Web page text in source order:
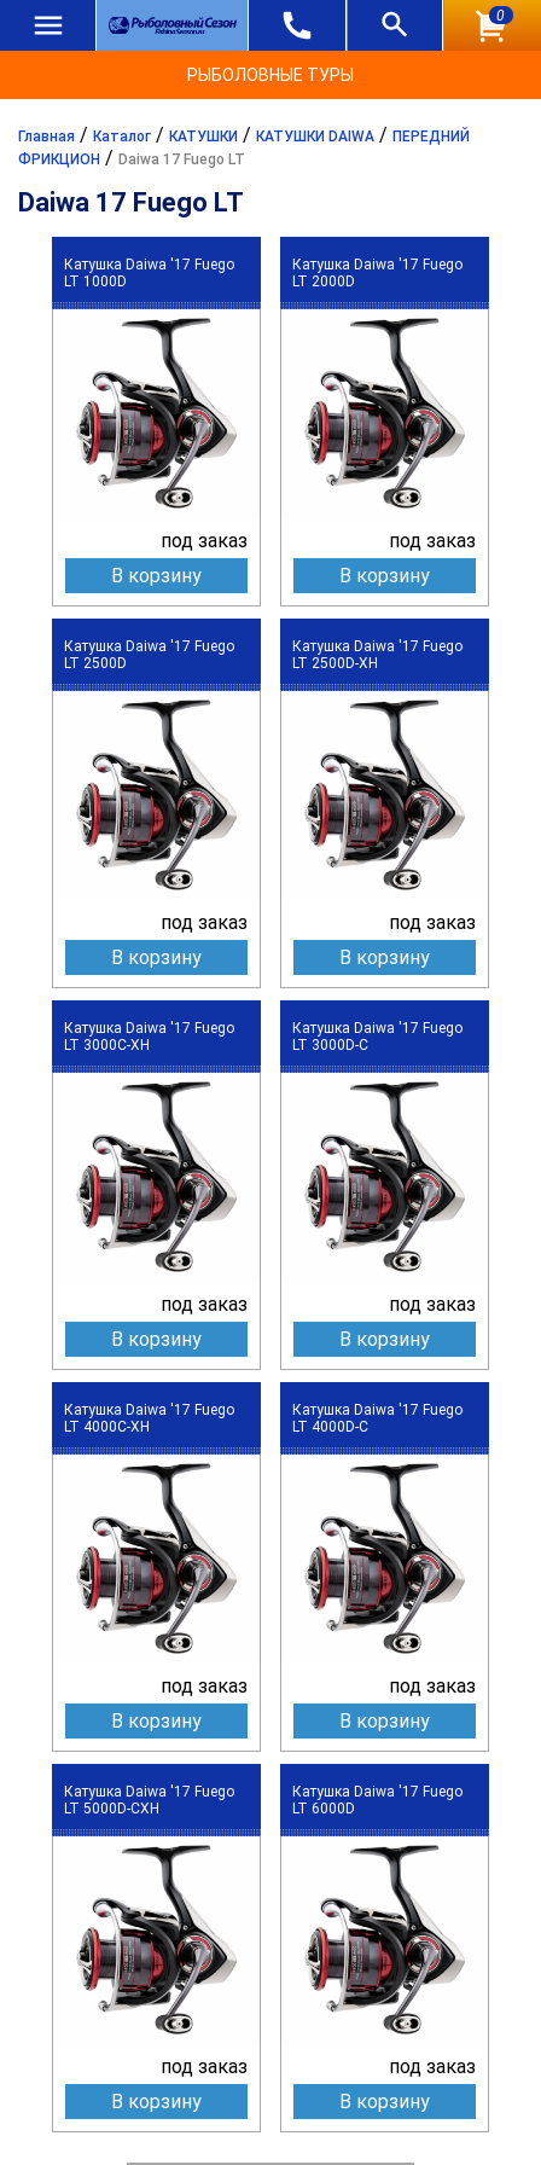
0
РЫБОЛОВНЫЕ ТУРЫ
Главная / Каталог / КАТУШКИ / КАТУШКИ DAIWA / ПЕРЕДНИЙ
ФРИКЦИОН / Daiwa 17 Fuego LT
Daiwa 17 Fuego LT
Катушка Daiwa '17 Fuego
LT 1000D
под заказ
В корзину
Катушка Daiwa '17 Fuego
LT 2000D
под заказ
В корзину
Катушка Daiwa '17 Fuego
LT 2500D
под заказ
В корзину
Катушка Daiwa '17 Fuego
LT 2500D-XH
под заказ
В корзину
Катушка Daiwa '17 Fuego
LT 3000C-XH
под заказ
В корзину
Катушка Daiwa '17 Fuego
LT 3000D-C
под заказ
В корзину
Катушка Daiwa '17 Fuego
LT 4000C-XH
под заказ
В корзину
Катушка Daiwa '17 Fuego
LT 4000D-C
под заказ
В корзину
Катушка Daiwa '17 Fuego
LT 5000D-CXH
под заказ
В корзину
Катушка Daiwa '17 Fuego
LT 6000D
под заказ
В корзину